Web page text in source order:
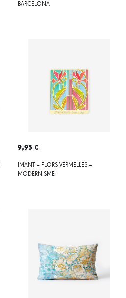
BARCELONA
9,95 €
IMANT – FLORS VERMELLES –
MODERNISME